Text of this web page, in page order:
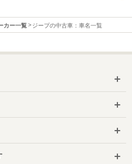
カー一覧 ジープの中古車：車名一覧